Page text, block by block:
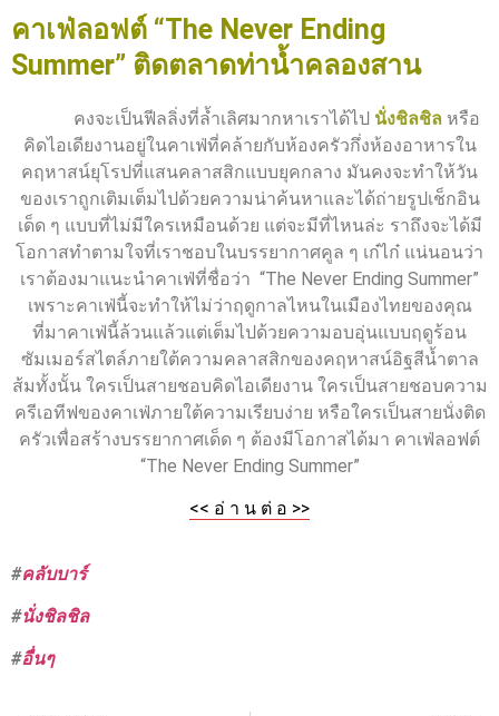
คาเฟ่ลอฟต์ “The Never Ending
Summer” ติดตลาดท่าน้ำคลองสาน
คงจะเป็นฟีลลิ่งที่ล้ำเลิศมากหาเราได้ไป นั่งชิลชิลหรือ
คิดไอเดียงานอยู่ในคาเฟ่ที่คล้ายกับห้องครัวกึ่งห้องอาหารใน
คฤหาสน์ยุโรปที่แสนคลาสสิกแบบยุคกลาง มันคงจะทำให้วัน
ของเราถูกเติมเต็มไปด้วยความน่าค้นหาและได้ถ่ายรูปเช็กอิน
เด็ด ๆ แบบที่ไม่มีใครเหมือนด้วย แต่จะมีที่ไหนล่ะ ราถึงจะได้มี
โอกาสทำตามใจที่เราชอบในบรรยากาศคูล ๆ เก๋ไก๋ แน่นอนว่า
เราต้องมาแนะนำคาเฟ่ที่ชื่อว่า “The Never Ending Summer”
เพราะคาเฟ่นี้จะทำให้ไม่ว่าฤดูกาลไหนในเมืองไทยของคุณ
ที่มาคาเฟ่นี้ล้วนแล้วแต่เต็มไปด้วยความอบอุ่นแบบฤดูร้อน
ซัมเมอร์สไตล์ภายใต้ความคลาสสิกของคฤหาสน์อิฐสีน้ำตาล
ส้มทั้งนั้น ใครเป็นสายชอบคิดไอเดียงาน ใครเป็นสายชอบความ
ครีเอทีฟของคาเฟ่ภายใต้ความเรียบง่าย หรือใครเป็นสายนั่งติด
ครัวเพื่อสร้างบรรยากาศเด็ด ๆ ต้องมีโอกาสได้มา คาเฟ่ลอฟต์
“The Never Ending Summer”
<< อ่ า น ต่ อ >>
#คลับบาร์
#นั่งชิลชิล
#อื่นๆ